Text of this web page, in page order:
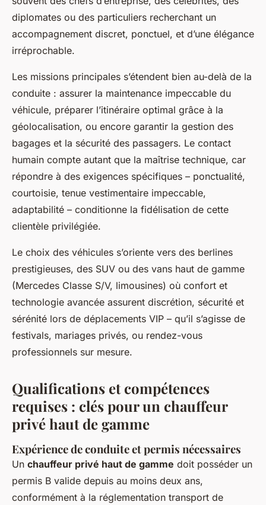
diplomates ou des particuliers recherchant un
accompagnement discret, ponctuel, et d’une élégance
irréprochable.
Les missions principales s’étendent bien au-delà de la
conduite : assurer la maintenance impeccable du
véhicule, préparer l’itinéraire optimal grâce à la
géolocalisation, ou encore garantir la gestion des
bagages et la sécurité des passagers. Le contact
humain compte autant que la maîtrise technique, car
répondre à des exigences spécifiques – ponctualité,
courtoisie, tenue vestimentaire impeccable,
adaptabilité – conditionne la fidélisation de cette
clientèle privilégiée.
Le choix des véhicules s’oriente vers des berlines
prestigieuses, des SUV ou des vans haut de gamme
(Mercedes Classe S/V, limousines) où confort et
technologie avancée assurent discrétion, sécurité et
sérénité lors de déplacements VIP – qu’il s’agisse de
festivals, mariages privés, ou rendez-vous
professionnels sur mesure.
Qualifications et compétences
requises : clés pour un chauffeur
privé haut de gamme
Expérience de conduite et permis nécessaires
Un chauffeur privé haut de gamme doit posséder un
permis B valide depuis au moins deux ans,
conformément à la réglementation transport de